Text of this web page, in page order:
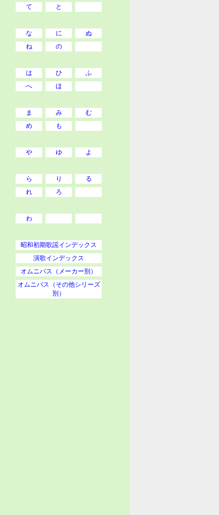
て と
な に
ぬ
ね
の
は ひ
ふ
へ
ほ
ま み
む
め
も
や ゆ よ
ら り
る
れ
ろ
わ
昭和初期歌謡インデックス
演歌インデックス
オムニバス（メーカー別）
オムニバス（その他シリーズ
別）